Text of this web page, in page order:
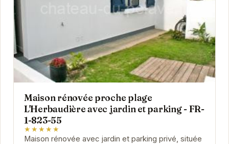
Maison rénovée proche plage
L'Herbaudière avec jardin et parking - FR-
1-823-55
★★★★★
Maison rénovée avec jardin et parking privé, située